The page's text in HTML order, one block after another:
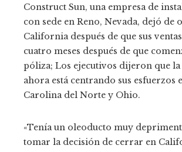
Construct Sun, una empresa de
con sede en Reno, Nevada, dejó de
California después de que sus
cuatro meses después de que
póliza; Los ejecutivos dijeron que
ahora está centrando sus esfuerzos
Carolina del Norte y Ohio.
«Tenía un oleoducto muy
tomar la decisión de cerrar en